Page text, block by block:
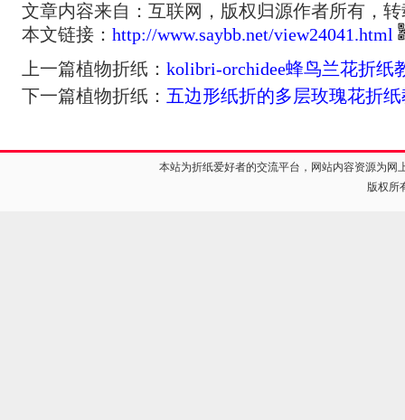
文章内容来自：互联网，版权归源作者所有，
本文链接： http://www.saybb.net/view24041.html
上一篇植物折纸： kolibri-orchidee蜂鸟兰花折纸
下一篇植物折纸： 五边形纸折的多层玫瑰花折
本站为折纸爱好者的交流平台，网站内容资源为
版权所